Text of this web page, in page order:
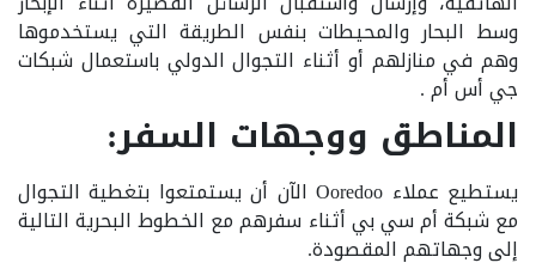
وسط البحار والمحيطات بنفس الطريقة التي يستخدموها
وهم في منازلهم أو أثناء التجوال الدولي باستعمال شبكات
جي أس أم .
المناطق ووجهات السفر:
يستطيع عملاء Ooredoo الآن أن يستمتعوا بتغطية التجوال
مع شبكة أم سي بي أثناء سفرهم مع الخطوط البحرية التالية
إلى وجهاتهم المقصودة.